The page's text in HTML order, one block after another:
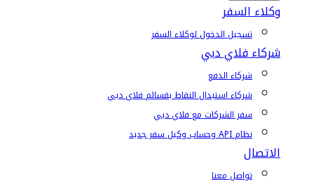
وكلاء السفر
تسجيل الدخول لوكلاء السفر
شركاء فلاي دبي
شركاء الدفع
شركاء استبدال النقاط بقسائم فلاي دبي
سفر الشركات مع فلاي دبي
نظام API وحساب وكيل سفر جديد
الاتصال
تواصل معنا